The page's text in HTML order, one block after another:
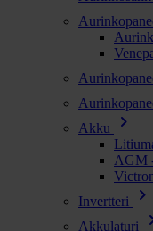
Akku chevron_right
AGM
Invertteri
chevron_right
Akkulaturi